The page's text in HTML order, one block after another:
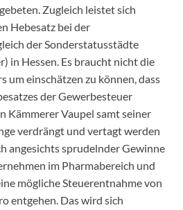
Zugleich leistet sich
Hebesatz bei der
der Sonderstatusstädte
in Hessen. Es braucht nicht die
um einschätzen zu können, dass
der Gewerbesteuer
Kämmerer Vaupel samt seiner
verdrängt und vertagt werden
angesichts sprudelnder Gewinne
im Pharmabereich und
mögliche Steuerentnahme von
entgehen. Das wird sich